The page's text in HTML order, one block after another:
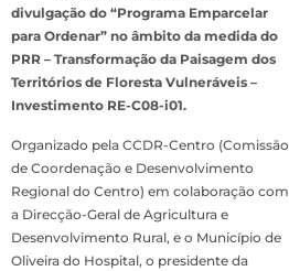
divulgação do “Programa Emparcelar
para Ordenar” no âmbito da medida do
PRR – Transformação da Paisagem dos
Territórios de Floresta Vulneráveis –
Investimento RE-C08-i01.
Organizado pela CCDR-Centro (Comissão
de Coordenação e Desenvolvimento
Regional do Centro) em colaboração com
a Direcção-Geral de Agricultura e
Desenvolvimento Rural, e o Município de
Oliveira do Hospital, o presidente da